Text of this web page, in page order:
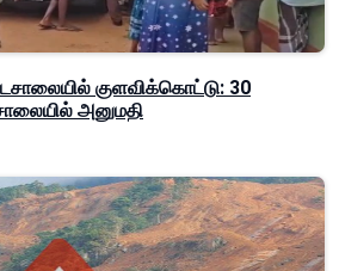
குளவிக்கொட்டு: 30
அனுமதி